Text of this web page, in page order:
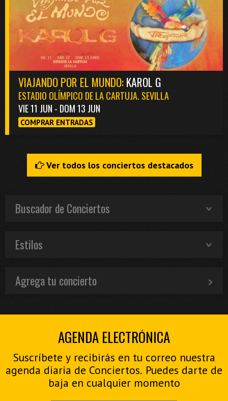
VIAJANDO POR EL MUNDO:KAROL G
ESTADIO OLÍMPICO DE LA CARTUJA. SEVILLA
VIE 11 JUN - DOM 13 JUN
COMPRAR ENTRADAS
Ver todos los conciertos destacados
Buscador de Conciertos
Estilos
Agrega tu concierto
AGENDA ELECTRÓNICA
Suscríbete y recibirás en tu correo nuestra
agenda diaria de Conciertos. Puedes darte de
baja en cualquier momento